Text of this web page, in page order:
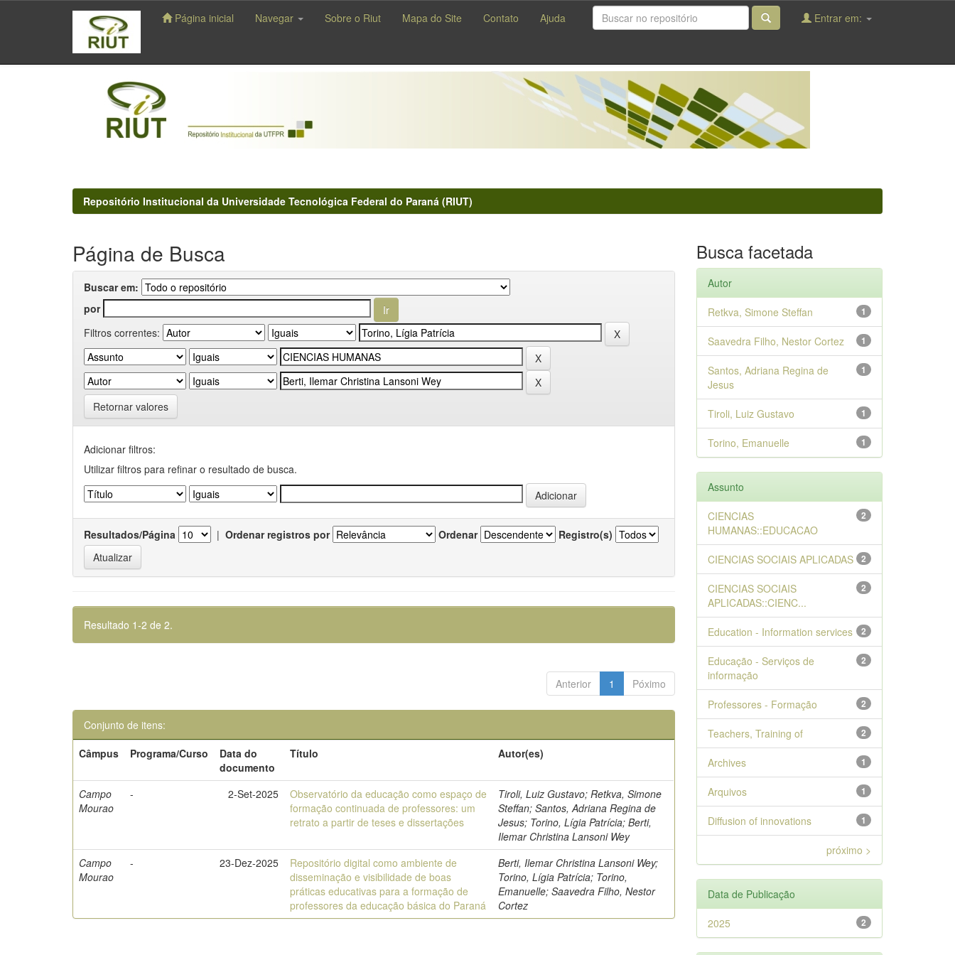
navigation
Página inicial Navegar Sobre o Riut Mapa do Site Contato Ajuda Entrar em:
Repositório Institucional da Universidade Tecnológica Federal do Paraná (RIUT)
Página de Busca
Buscar em:
por
Filtros correntes:
Retornar valores
Adicionar filtros:
Utilizar filtros para refinar o resultado de busca.
Resultados/Página | Ordenar registros por Ordenar Registro(s)
Resultado 1-2 de 2.
Anterior 1 Póximo
Conjunto de itens:
Câmpus
Programa/Curso
Data do
documento
Título Autor(es)
Campo
Mourao
- 2-Set-2025
Observatório da educação como espaço de
formação continuada de professores: um
retrato a partir de teses e dissertações
Tiroli, Luiz Gustavo; Retkva, Simone
Steffan; Santos, Adriana Regina de
Jesus; Torino, Lígia Patrícia; Berti,
Ilemar Christina Lansoni Wey
Campo
Mourao
- 23-Dez-2025
Repositório digital como ambiente de
disseminação e visibilidade de boas
práticas educativas para a formação de
professores da educação básica do Paraná
Berti, Ilemar Christina Lansoni Wey;
Torino, Lígia Patrícia; Torino,
Emanuelle; Saavedra Filho, Nestor
Cortez
Busca facetada
Autor
1
Retkva, Simone Steffan
1
Saavedra Filho, Nestor Cortez
1
Santos, Adriana Regina de
Jesus
1
Tiroli, Luiz Gustavo
1
Torino, Emanuelle
Assunto
2
CIENCIAS
HUMANAS::EDUCACAO
2
CIENCIAS SOCIAIS APLICADAS
2
CIENCIAS SOCIAIS
APLICADAS::CIENC...
2
Education - Information services
2
Educação - Serviços de
informação
2
Professores - Formação
2
Teachers, Training of
1
Archives
1
Arquivos
1
Diffusion of innovations
próximo >
Data de Publicação
2
2025